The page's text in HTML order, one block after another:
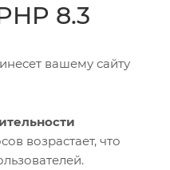
8.3
вашему сайту
возрастает, что